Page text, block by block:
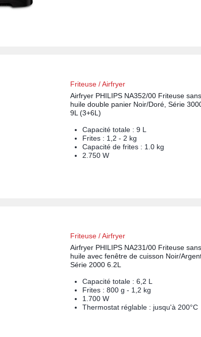
Friteuse / Airfryer
Airfryer PHILIPS NA352/00 Friteuse sans
huile double panier Noir/Doré, Série
9L (3+6L)
Capacité totale : 9 L
Frites : 1,2 - 2 kg
Capacité de frites : 1.0 kg
2.750 W
Friteuse / Airfryer
Airfryer PHILIPS NA231/00 Friteuse sans
huile avec fenêtre de cuisson Noir/
Série 2000 6.2L
Capacité totale : 6,2 L
Frites : 800 g - 1,2 kg
1.700 W
Thermostat réglable : jusqu'à 200°C